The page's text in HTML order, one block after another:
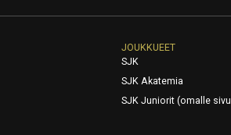
JOUKKUEET
SJK
SJK Akatemia
SJK Juniorit (omalle